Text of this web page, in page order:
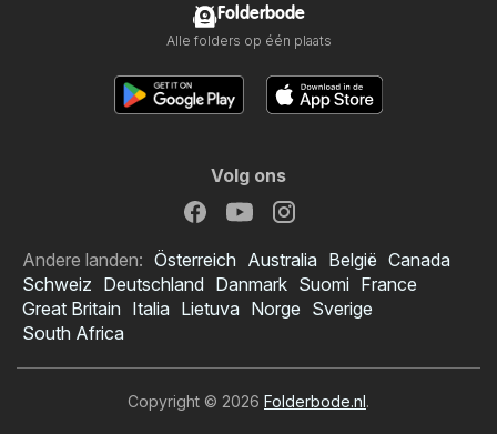
Folderbode
Alle folders op één plaats
Volg ons
Andere landen: Österreich Australia België Canada
Schweiz Deutschland Danmark Suomi France
Great Britain Italia Lietuva Norge Sverige
South Africa
Copyright © 2026 Folderbode.nl.